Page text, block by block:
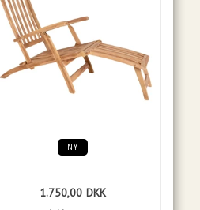
NY
1.750,00 DKK